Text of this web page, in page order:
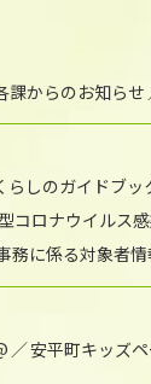
課からのお知らせ
らしのガイドブッ
コロナウイルス
務に係る対象者
安平町キッズ